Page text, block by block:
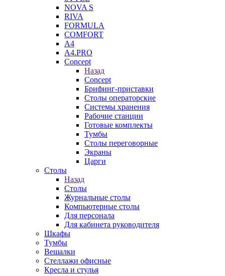
NOVA S
RIVA
FORMULA
COMFORT
A4
A4.PRO
Concept
Назад
Concept
Брифинг-приставки
Столы операторские
Системы хранения
Рабочие станции
Готовые комплекты
Тумбы
Столы переговорные
Экраны
Царги
Столы
Назад
Столы
Журнальные столы
Компьютерные столы
Для персонала
Для кабинета руководителя
Шкафы
Тумбы
Вешалки
Стеллажи офисные
Кресла и стулья